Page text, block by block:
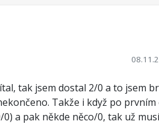
tak jsem dostal 2/0 a to jsem
Takže i když po
0) a pak někde něco/0, tak už